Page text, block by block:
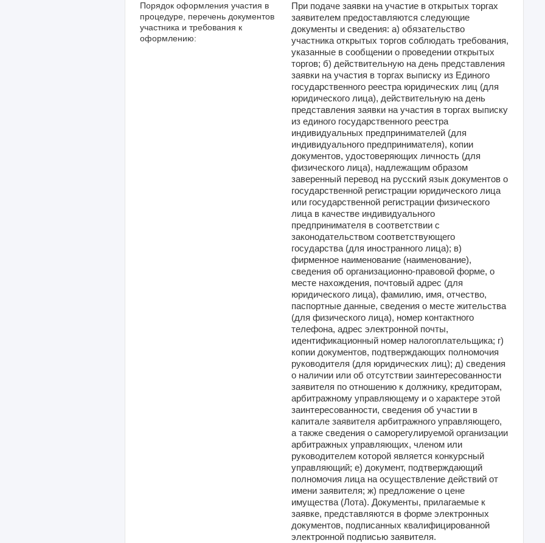
Порядок оформления участия в
процедуре, перечень документов
участника и требования к
оформлению:
При подаче заявки на участие в открытых торгах
заявителем предоставляются следующие
документы и сведения: а) обязательство
участника открытых торгов соблюдать требования,
указанные в сообщении о проведении открытых
торгов; б) действительную на день представления
заявки на участия в торгах выписку из Единого
государственного реестра юридических лиц (для
юридического лица), действительную на день
представления заявки на участия в торгах выписку
из единого государственного реестра
индивидуальных предпринимателей (для
индивидуального предпринимателя), копии
документов, удостоверяющих личность (для
физического лица), надлежащим образом
заверенный перевод на русский язык документов о
государственной регистрации юридического лица
или государственной регистрации физического
лица в качестве индивидуального
предпринимателя в соответствии с
законодательством соответствующего
государства (для иностранного лица); в)
фирменное наименование (наименование),
сведения об организационно-правовой форме, о
месте нахождения, почтовый адрес (для
юридического лица), фамилию, имя, отчество,
паспортные данные, сведения о месте жительства
(для физического лица), номер контактного
телефона, адрес электронной почты,
идентификационный номер налогоплательщика; г)
копии документов, подтверждающих полномочия
руководителя (для юридических лиц); д) сведения
о наличии или об отсутствии заинтересованности
заявителя по отношению к должнику, кредиторам,
арбитражному управляющему и о характере этой
заинтересованности, сведения об участии в
капитале заявителя арбитражного управляющего,
а также сведения о саморегулируемой организации
арбитражных управляющих, членом или
руководителем которой является конкурсный
управляющий; е) документ, подтверждающий
полномочия лица на осуществление действий от
имени заявителя; ж) предложение о цене
имущества (Лота). Документы, прилагаемые к
заявке, представляются в форме электронных
документов, подписанных квалифицированной
электронной подписью заявителя.